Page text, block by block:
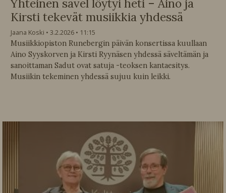
Yhteinen sävel löytyi heti – Aino ja
Kirsti tekevät musiikkia yhdessä
Jaana Koski 3.2.2026
11:15
Musiikkiopiston Runebergin päivän konsertissa kuullaan
Aino Syyskorven ja Kirsti Ryynäsen yhdessä säveltämän ja
sanoittaman Sadut ovat satuja -teoksen kantaesitys.
Musiikin tekeminen yhdessä sujuu kuin leikki.